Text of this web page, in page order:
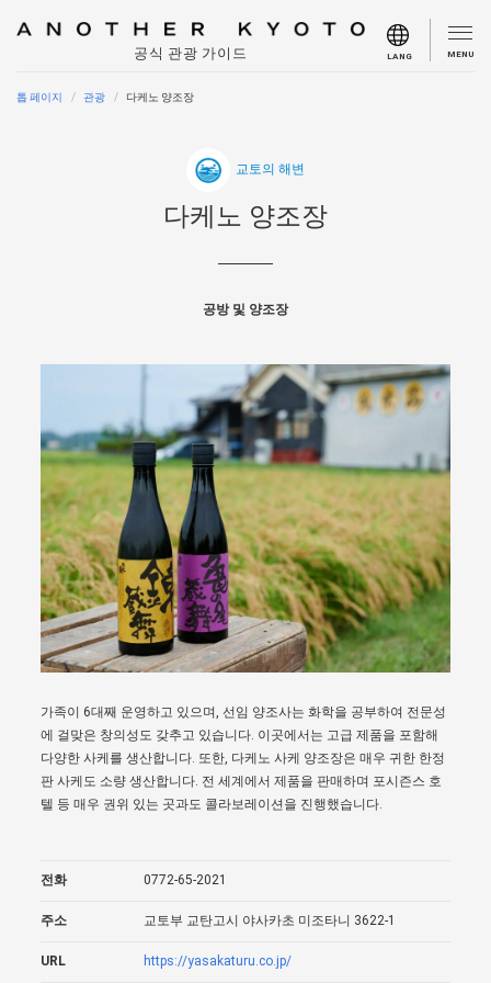
공식 관광 가이드 LANG MENU
톱 페이지 관광 다케노 양조장
교토의 해변
다케노 양조장
공방 및 양조장
가족이 6대째 운영하고 있으며, 선임 양조사는 화학을 공부하여 전문성
에 걸맞은 창의성도 갖추고 있습니다. 이곳에서는 고급 제품을 포함해
다양한 사케를 생산합니다. 또한, 다케노 사케 양조장은 매우 귀한 한정
판 사케도 소량 생산합니다. 전 세계에서 제품을 판매하며 포시즌스 호
텔 등 매우 권위 있는 곳과도 콜라보레이션을 진행했습니다.
전화 0772-65-2021
주소 교토부 교탄고시 야사카초 미조타니 3622-1
URL https://yasakaturu.co.jp/